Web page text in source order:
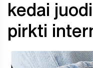
kedai
pirkti